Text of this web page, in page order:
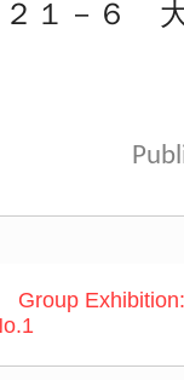
２１－６
Group